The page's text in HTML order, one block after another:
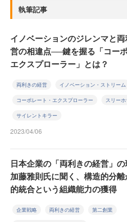
執筆記事
イノベーションのジレンマと
営の相違点──鍵を握る「コー
エクスプローラー」とは？
両利きの経営 イノベーション・ストリーム
コーポレート・エクスプローラー スリー
サイレントキラー
2023/04/06
日本企業の「両利きの経営」
加藤雅則氏に聞く、構造的分
的統合という組織能力の獲得
企業戦略 両利きの経営 第二創業